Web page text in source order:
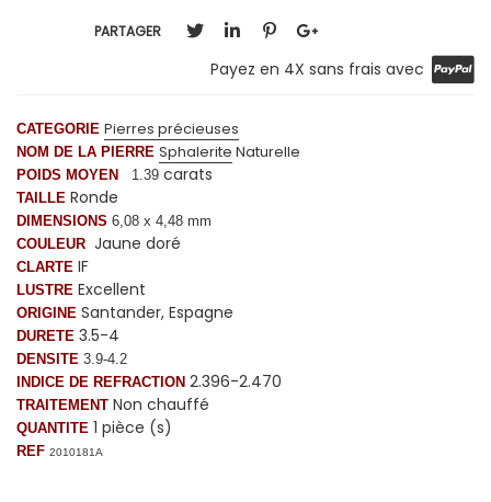
PARTAGER
Payez en 4X sans frais avec
CATEGORIE Pierres précieuses
NOM DE LA PIERRE Sphalerite Naturelle
POIDS MOYEN 1.39 carats
TAILLE Ronde
DIMENSIONS 6,08 x 4,48 mm
COULEUR Jaune doré
CLARTE IF
LUSTRE Excellent
ORIGINE Santander, Espagne
DURETE 3.5-4
DENSITE 3.9-4.2
INDICE DE REFRACTION 2.396-2.470
TRAITEMENT Non chauffé
QUANTITE 1 pièce (s)
REF 2010181A